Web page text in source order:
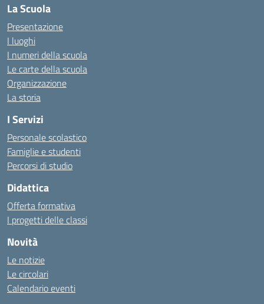
La Scuola
Presentazione
I luoghi
I numeri della scuola
Le carte della scuola
Organizzazione
La storia
I Servizi
Personale scolastico
Famiglie e studenti
Percorsi di studio
Didattica
Offerta formativa
I progetti delle classi
Novità
Le notizie
Le circolari
Calendario eventi